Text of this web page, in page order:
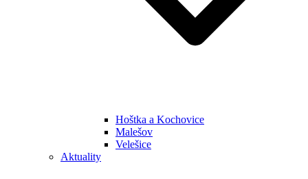
Hoštka a Kochovice
Malešov
Velešice
Aktuality